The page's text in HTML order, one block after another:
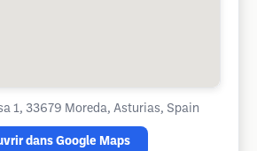
1, 33679 Moreda, Asturias, Spain
dans Google Maps